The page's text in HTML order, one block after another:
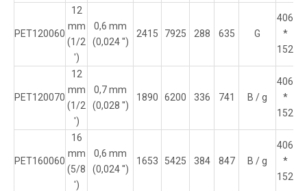
PET120060
12
mm
(1/2
')
0,6 mm
(0,024 '')
2415 7925 288 635 G
406
*
152
PET120070
12
mm
(1/2
')
0,7 mm
(0,028 '')
1890 6200 336 741 B / g
406
*
152
PET160060
16
mm
(5/8
')
0,6 mm
(0,024 '')
1653 5425 384 847 B / g
406
*
152